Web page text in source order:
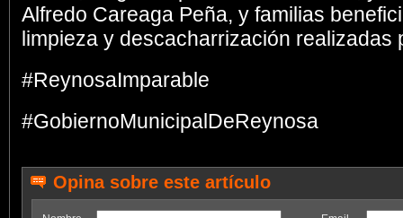
Alfredo Careaga Peña, y familias
limpieza y descacharrización realizadas
#ReynosaImparable
#GobiernoMunicipalDeReynosa
Opina sobre este artículo